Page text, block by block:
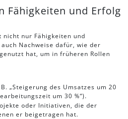
Fähigkeiten und Erfolg
nur Fähigkeiten und
Nachweise dafür, wie der
hat, um in früheren Rollen
„Steigerung des Umsatzes um 20
um 30 %“).
oder Initiativen, die der
er beigetragen hat.